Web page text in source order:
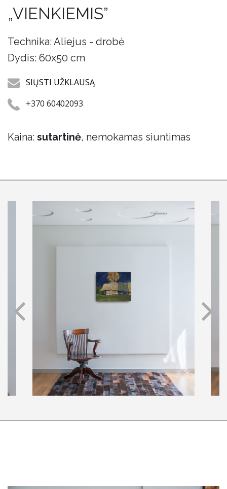
„VIENKIEMIS”
Technika: Aliejus - drobė
Dydis: 60x50 cm
SIŲSTI UŽKLAUSĄ
+370 60402093
Kaina: sutartinė, nemokamas siuntimas